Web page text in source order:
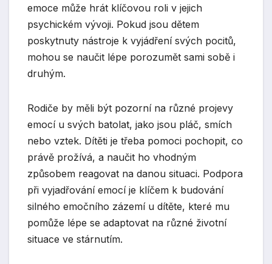
emoce může hrát klíčovou roli v jejich
psychickém vývoji. Pokud jsou dětem
poskytnuty nástroje k vyjádření svých pocitů,
mohou se naučit lépe porozumět sami sobě i
druhým.
Rodiče by měli být pozorní na různé projevy
emocí u svých batolat, jako jsou pláč, smích
nebo vztek. Dítěti je třeba pomoci pochopit, co
právě prožívá, a naučit ho vhodným
způsobem reagovat na danou situaci. Podpora
při vyjadřování emocí je klíčem k budování
silného emočního zázemí u dítěte, které mu
pomůže lépe se adaptovat na různé životní
situace ve stárnutím.